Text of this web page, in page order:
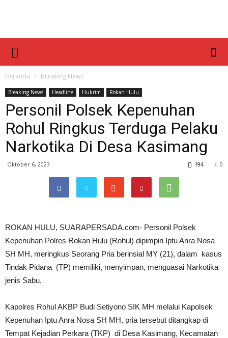
Beranda Breaking News
Breaking News Headline Hukrim Rokan Hulu
Personil Polsek Kepenuhan
Rohul Ringkus Terduga Pelaku
Narkotika Di Desa Kasimang
Oktober 6, 2023 0
194
ROKAN HULU, SUARAPERSADA.com- Personil Polsek
Kepenuhan Polres Rokan Hulu (Rohul) dipimpin Iptu Anra Nosa
SH MH, meringkus Seorang Pria berinsial MY (21), dalam kasus
Tindak Pidana (TP) memiliki, menyimpan, menguasai Narkotika
jenis Sabu.
Kapolres Rohul AKBP Budi Setiyono SIK MH melalui Kapolsek
Kepenuhan Iptu Anra Nosa SH MH, pria tersebut ditangkap di
Tempat Kejadian Perkara (TKP) di Desa Kasimang, Kecamatan